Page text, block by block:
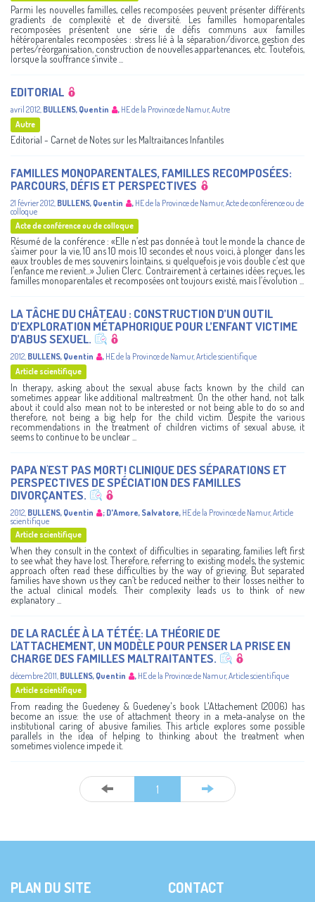
Parmi les nouvelles familles, celles recomposées peuvent présenter différents
gradients de complexité et de diversité. Les familles homoparentales
recomposées présentent une série de défis communs aux familles
hétéroparentales recomposées : stress lié à la séparation/divorce, gestion des
pertes/réorganisation, construction de nouvelles appartenances, etc. Toutefois,
lorsque la souffrance s’invite ...
EDITORIAL
avril 2012, BULLENS, Quentin , HE de la Province de Namur,Autre
Autre
Editorial - Carnet de Notes sur les Maltraitances Infantiles
FAMILLES MONOPARENTALES, FAMILLES RECOMPOSÉES:
PARCOURS, DÉFIS ET PERSPECTIVES
21 février 2012, BULLENS, Quentin , HE de la Province de Namur,Acte de conférence ou de
colloque
Acte de conférence ou de colloque
Résumé de la conférence : «Elle n’est pas donnée à tout le monde la chance de
s’aimer pour la vie, 10 ans 10 mois 10 secondes et nous voici, à plonger dans les
eaux troubles de mes souvenirs lointains, si quelquefois je vois double c’est que
l’enfance me revient...» Julien Clerc. Contrairement à certaines idées reçues, les
familles monoparentales et recomposées ont toujours existé, mais l’évolution ...
LA TÂCHE DU CHÂTEAU : CONSTRUCTION D’UN OUTIL
D’EXPLORATION MÉTAPHORIQUE POUR L’ENFANT VICTIME
D’ABUS SEXUEL.
2012, BULLENS, Quentin , HE de la Province de Namur,Article scientifique
Article scientifique
In therapy, asking about the sexual abuse facts known by the child can
sometimes appear like additional maltreatment. On the other hand, not talk
about it could also mean not to be interested or not being able to do so and
therefore, not being a big help for the child victim. Despite the various
recommendations in the treatment of children victims of sexual abuse, it
seems to continue to be unclear ...
PAPA N'EST PAS MORT! CLINIQUE DES SÉPARATIONS ET
PERSPECTIVES DE SPÉCIATION DES FAMILLES
DIVORÇANTES.
2012 BULLENS, Quentin ; D'Amore, Salvatore, HE de la Province de Namur, Article
scientifique
Article scientifique
When they consult in the context of difficulties in separating, families left first
to see what they have lost. Therefore, referring to existing models, the systemic
approach often read these difficulties by the way of grieving. But separated
families have shown us they can’t be reduced neither to their losses neither to
the actual clinical models. Their complexity leads us to think of new
explanatory ...
DE LA RACLÉE À LA TÉTÉE: LA THÉORIE DE
L'ATTACHEMENT, UN MODÈLE POUR PENSER LA PRISE EN
CHARGE DES FAMILLES MALTRAITANTES.
décembre 2011 BULLENS, Quentin , HE de la Province de Namur, Article scientifique
Article scientifique
From reading the Guedeney & Guedeney's book L'Attachement (2006) has
become an issue: the use of attachment theory in a meta-analyse on the
institutional caring of abusive families. This article explores some possible
parallels in the idea of helping to thinking about the treatment when
sometimes violence impede it.
1
PLAN DU SITE CONTACT